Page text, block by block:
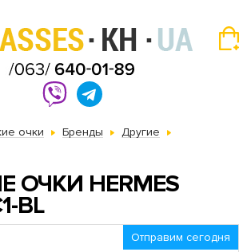
очки Бренды
Другие
ОЧКИ HERMES
BL
Отправим сегодня